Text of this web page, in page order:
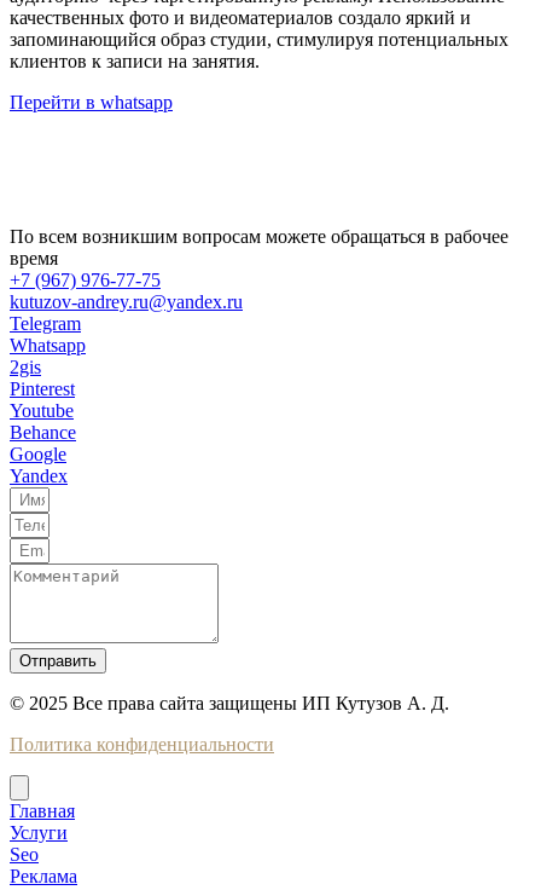
качественных фото и видеоматериалов создало яркий и
запоминающийся образ студии, стимулируя потенциальных
клиентов к записи на занятия.
Перейти в whatsapp
По всем возникшим вопросам можете обращаться в рабочее
время
+7 (967) 976-77-75
kutuzov-andrey.ru@yandex.ru
Telegram
Whatsapp
2gis
Pinterest
Youtube
Behance
Google
Yandex
Отправить
© 2025 Все права сайта защищены ИП Кутузов А. Д.
Политика конфиденциальности
Главная
Услуги
Seo
Реклама